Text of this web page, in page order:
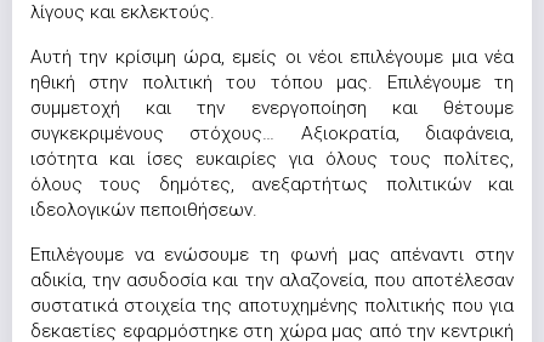
λίγους και εκλεκτούς.
Αυτή την κρίσιμη ώρα, εμείς οι νέοι επιλέγουμε μια νέα
ηθική στην πολιτική του τόπου μας. Επιλέγουμε τη
συμμετοχή και την ενεργοποίηση και θέτουμε
συγκεκριμένους στόχους… Αξιοκρατία, διαφάνεια,
ισότητα και ίσες ευκαιρίες για όλους τους πολίτες,
όλους τους δημότες, ανεξαρτήτως πολιτικών και
ιδεολογικών πεποιθήσεων.
Επιλέγουμε να ενώσουμε τη φωνή μας απέναντι στην
αδικία, την ασυδοσία και την αλαζονεία, που αποτέλεσαν
συστατικά στοιχεία της αποτυχημένης πολιτικής που για
δεκαετίες εφαρμόστηκε στη χώρα μας από την κεντρική